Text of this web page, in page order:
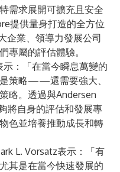
需求展開可擴充且安全
提供量身打造的全方位
企業、領導力發展公司
專屬的評估體驗。
：「在當今瞬息萬變的
策略——還需要強大、
略。透過與Andersen
將自身的評估和發展專
色並培養推動成長和轉
L. Vorsatz表示：「有
其是在當今快速發展的